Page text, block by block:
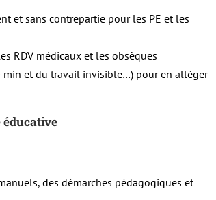
et sans contrepartie pour les PE et les
RDV médicaux et les obsèques
min et du travail invisible…) pour en alléger
éducative
des démarches pédagogiques et